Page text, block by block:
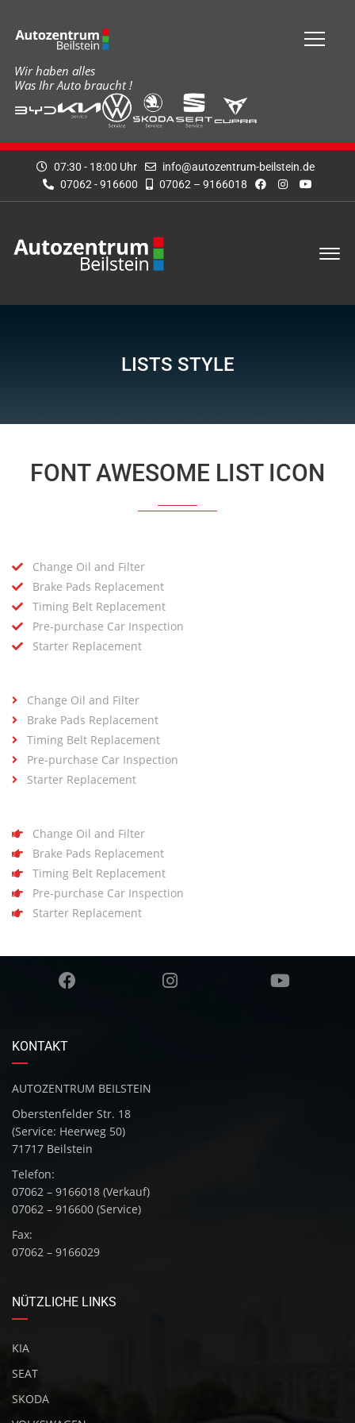
Wir haben alles
Was Ihr Auto braucht !
07:30 - 18:00 Uhr
info@autozentrum-beilstein.de
07062 - 916600
07062 – 9166018
LISTS STYLE
FONT AWESOME LIST ICON
Change Oil and Filter
Brake Pads Replacement
Timing Belt Replacement
Pre-purchase Car Inspection
Starter Replacement
Change Oil and Filter
Brake Pads Replacement
Timing Belt Replacement
Pre-purchase Car Inspection
Starter Replacement
Change Oil and Filter
Brake Pads Replacement
Timing Belt Replacement
Pre-purchase Car Inspection
Starter Replacement
KONTAKT
AUTOZENTRUM BEILSTEIN
Oberstenfelder Str. 18
(Service: Heerweg 50)
71717 Beilstein
Telefon:
07062 – 9166018 (Verkauf)
07062 – 916600 (Service)
Fax:
07062 – 9166029
NÜTZLICHE LINKS
KIA
SEAT
SKODA